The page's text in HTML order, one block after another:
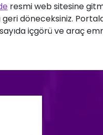
resmi web sitesine
geri döneceksiniz.
içgörü ve araç